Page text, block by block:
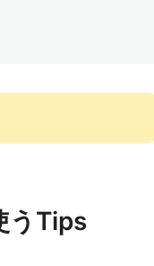
うTips